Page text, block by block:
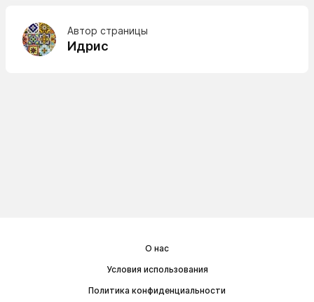
Автор страницы
Идрис
О нас
Условия использования
Политика конфиденциальности